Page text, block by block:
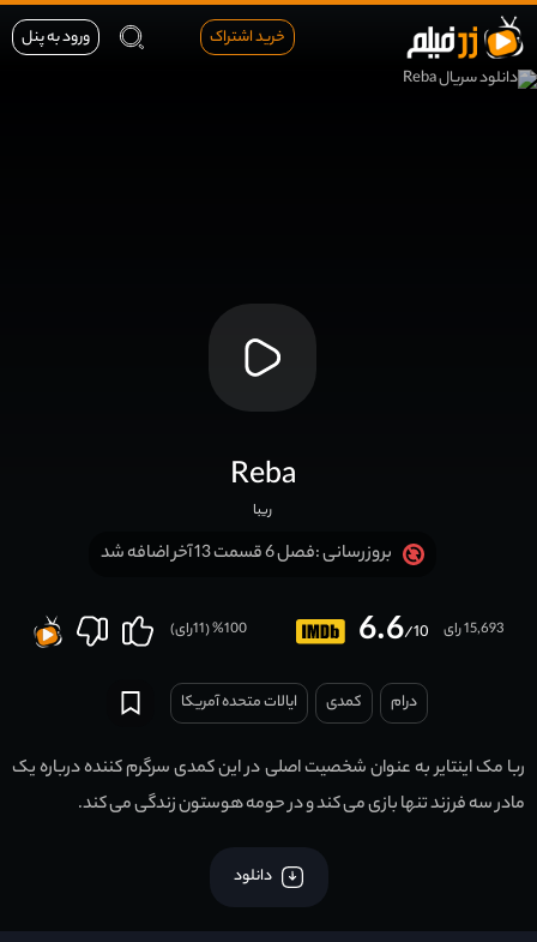
خرید اشتراک ورود به پنل
Reba
ریبا
بروزرسانی :فصل 6 قسمت 13 آخر اضافه شد
6.6/10 15,693 رای 100
% (
11رای)
درام کمدی ایالات متحده آمریکا
ربا مک اینتایر به عنوان شخصیت اصلی در این کمدی سرگرم کننده درباره یک
مادر سه فرزند تنها بازی می کند و در حومه هوستون زندگی می کند.
دانلود